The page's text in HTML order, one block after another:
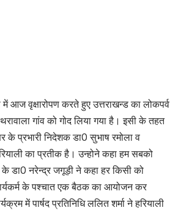
में आज वृक्षारोपण करते हुए उत्तराखन्ड का लोकपर्व
गांव को गोद लिया गया है। इसी के तहत
के प्रभारी निदेशक डा0 सुभाष रमोला व
का प्रतीक है। उन्होने कहा हम सबको
डा0 नरेन्द्र जगूड़ी ने कहा हर किसी को
के पश्चात एक बैठक का आयोजन कर
में पार्षद प्रतिनिधि ललित शर्मा ने हरियाली